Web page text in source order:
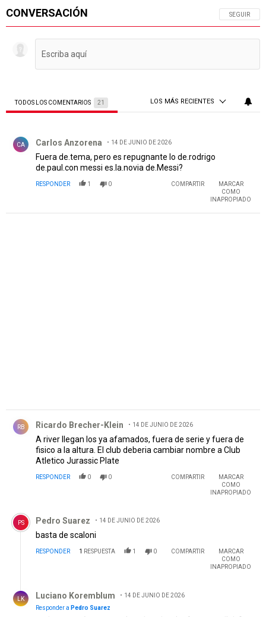
CONVERSACIÓN SIGA ESTA
SEGUIR
TODOS LOS COMENTARIOS 21 LOS MÁS RECIENTES
CA Carlos Anzorena 14 DE JUNIO DE 2026
Fuera de.tema, pero es repugnante lo de.rodrigo
de.paul.con messi es.la.novia de.Messi?
RESPONDER 1 0 COMPARTIR
MARCAR
COMO
INAPROPIADO
RB Ricardo Brecher-Klein 14 DE JUNIO DE 2026
A river llegan los ya afamados, fuera de serie y fuera de
fisico a la altura. El club deberia cambiar nombre a Club
Atletico Jurassic Plate
RESPONDER 0 0 COMPARTIR
MARCAR
COMO
INAPROPIADO
Comentario de Pedro Suarez.
PS Pedro Suarez 14 DE JUNIO DE 2026
basta de scaloni
RESPONDER 1 RESPUESTA 1 0 COMPARTIR
MARCAR
COMO
INAPROPIADO
LK Luciano Koremblum
14 DE JUNIO DE 2026
Responder a Pedro Suarez